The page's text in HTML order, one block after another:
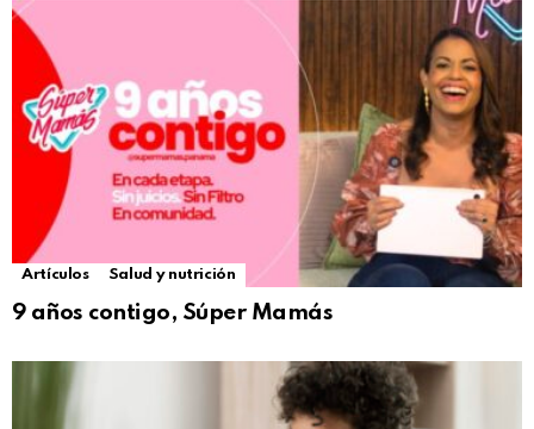
Artículos Salud y nutrición
9 años contigo, Súper Mamás